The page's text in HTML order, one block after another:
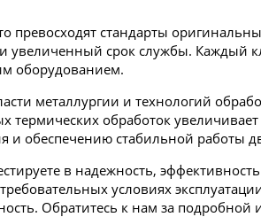
превосходят стандарты
срок службы. Каждый
оборудованием.
металлургии и технологий
обработок
обеспечению стабильной работы
в надежность,
условиях
Обратитесь к нам за